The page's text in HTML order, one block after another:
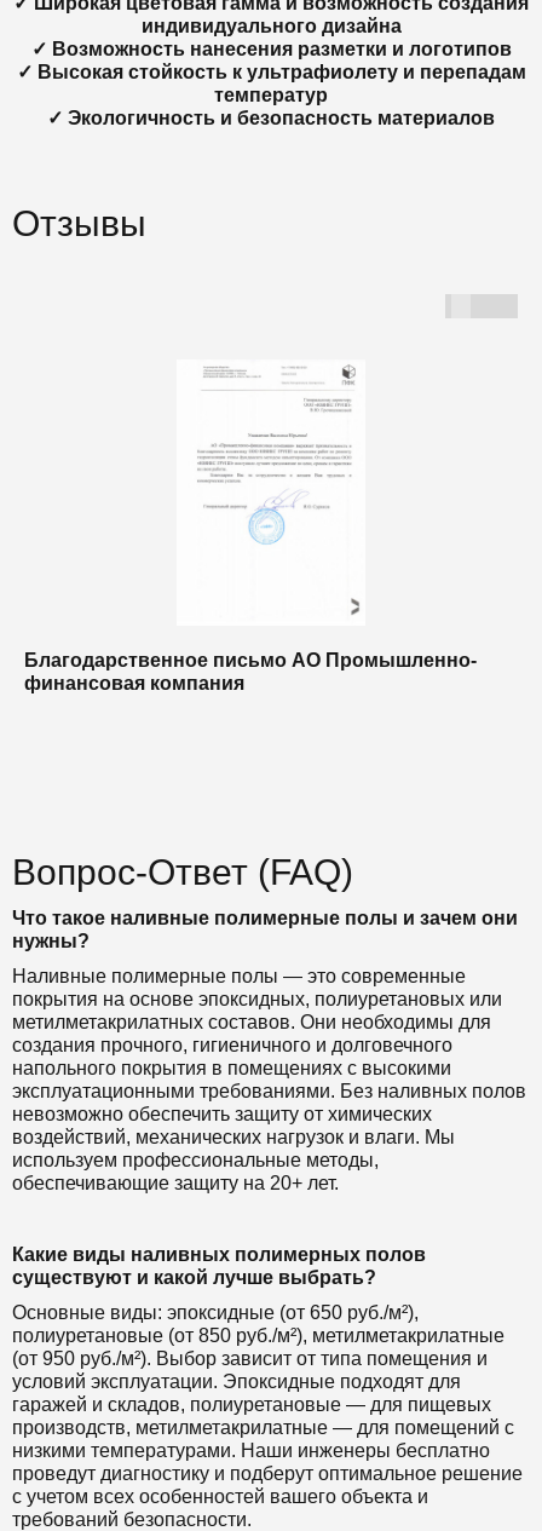
индивидуального дизайна
✓ Возможность нанесения разметки и логотипов
✓ Высокая стойкость к ультрафиолету и перепадам
температур
✓ Экологичность и безопасность материалов
Отзывы
Благодарственное письмо АО Промышленно-
финансовая компания
Вопрос-Ответ (FAQ)
Что такое наливные полимерные полы и зачем они
нужны?
Наливные полимерные полы — это современные
покрытия на основе эпоксидных, полиуретановых или
метилметакрилатных составов. Они необходимы для
создания прочного, гигиеничного и долговечного
напольного покрытия в помещениях с высокими
эксплуатационными требованиями. Без наливных полов
невозможно обеспечить защиту от химических
воздействий, механических нагрузок и влаги. Мы
используем профессиональные методы,
обеспечивающие защиту на 20+ лет.
Какие виды наливных полимерных полов
существуют и какой лучше выбрать?
Основные виды: эпоксидные (от 650 руб./м²),
полиуретановые (от 850 руб./м²), метилметакрилатные
(от 950 руб./м²). Выбор зависит от типа помещения и
условий эксплуатации. Эпоксидные подходят для
гаражей и складов, полиуретановые — для пищевых
производств, метилметакрилатные — для помещений с
низкими температурами. Наши инженеры бесплатно
проведут диагностику и подберут оптимальное решение
с учетом всех особенностей вашего объекта и
требований безопасности.